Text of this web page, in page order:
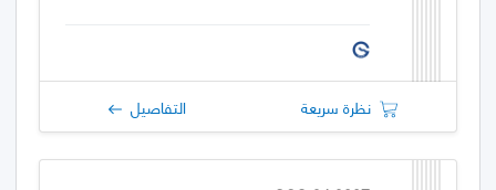
نظرة سريعة التفاصيل